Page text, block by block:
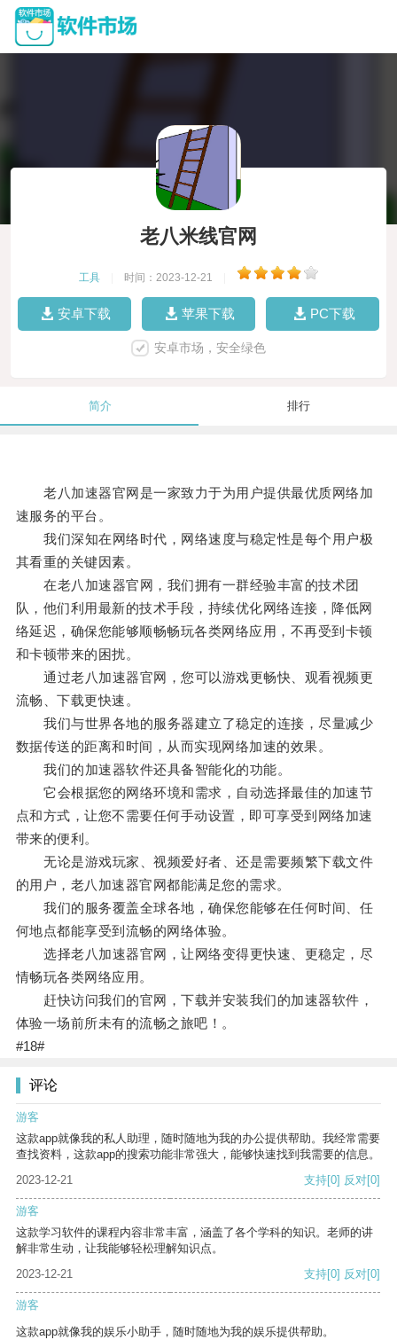
老八米线官网
工具 时间：2023-12-21
安卓下载 苹果下载 PC下载
安卓市场，安全绿色
简介 排行
老八加速器官网是一家致力于为用户提供最优质网络加
速服务的平台。
我们深知在网络时代，网络速度与稳定性是每个用户极
其看重的关键因素。
在老八加速器官网，我们拥有一群经验丰富的技术团
队，他们利用最新的技术手段，持续优化网络连接，降低网
络延迟，确保您能够顺畅畅玩各类网络应用，不再受到卡顿
和卡顿带来的困扰。
通过老八加速器官网，您可以游戏更畅快、观看视频更
流畅、下载更快速。
我们与世界各地的服务器建立了稳定的连接，尽量减少
数据传送的距离和时间，从而实现网络加速的效果。
我们的加速器软件还具备智能化的功能。
它会根据您的网络环境和需求，自动选择最佳的加速节
点和方式，让您不需要任何手动设置，即可享受到网络加速
带来的便利。
无论是游戏玩家、视频爱好者、还是需要频繁下载文件
的用户，老八加速器官网都能满足您的需求。
我们的服务覆盖全球各地，确保您能够在任何时间、任
何地点都能享受到流畅的网络体验。
选择老八加速器官网，让网络变得更快速、更稳定，尽
情畅玩各类网络应用。
赶快访问我们的官网，下载并安装我们的加速器软件，
体验一场前所未有的流畅之旅吧！。
#18#
评论
游客
这款app就像我的私人助理，随时随地为我的办公提供帮助。我经常需要
查找资料，这款app的搜索功能非常强大，能够快速找到我需要的信息。
2023-12-21
支持[0] 反对[0]
游客
这款学习软件的课程内容非常丰富，涵盖了各个学科的知识。老师的讲
解非常生动，让我能够轻松理解知识点。
2023-12-21
支持[0] 反对[0]
游客
这款app就像我的娱乐小助手，随时随地为我的娱乐提供帮助。